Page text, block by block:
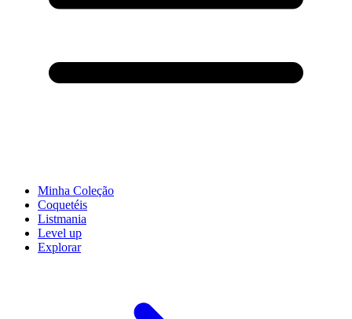
Minha Coleção
Coquetéis
Listmania
Level up
Explorar